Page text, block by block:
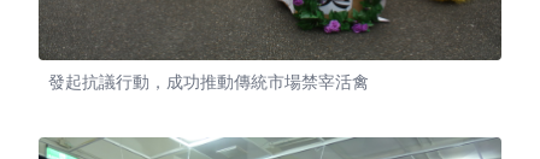
發起抗議行動，成功推動傳統市場禁宰活禽